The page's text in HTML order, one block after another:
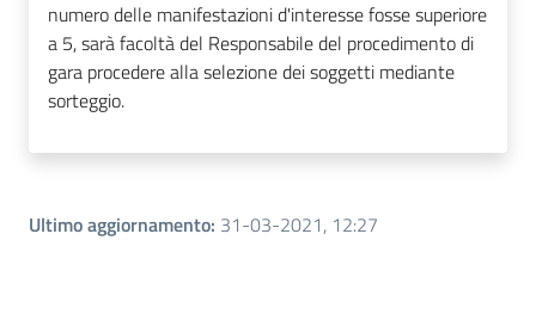
numero delle manifestazioni d'interesse fosse superiore
a 5, sarà facoltà del Responsabile del procedimento di
gara procedere alla selezione dei soggetti mediante
sorteggio.
Ultimo aggiornamento: 31-03-2021, 12:27